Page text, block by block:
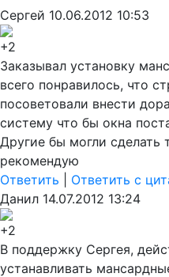
Сергей 10.06.2012 10:53
+2
Заказывал установку
всего понравилось, что
посоветовали внести
систему что бы окна
Другие бы могли
рекомендую
Ответить
Ответить с
Данил 14.07.2012 13:24
+2
В поддержку Сергея,
устанавливать